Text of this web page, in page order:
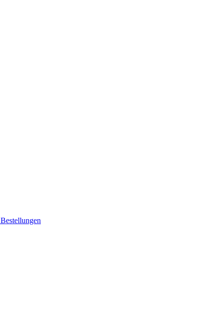
Bestellungen